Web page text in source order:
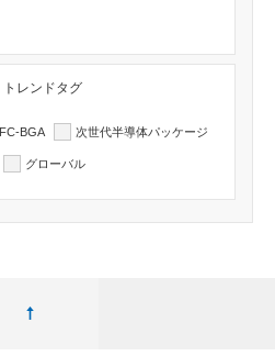
トレンドタグ
FC-BGA 次世代半導体パッケージ
グローバル